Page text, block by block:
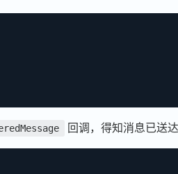
回调，得知消息已送达